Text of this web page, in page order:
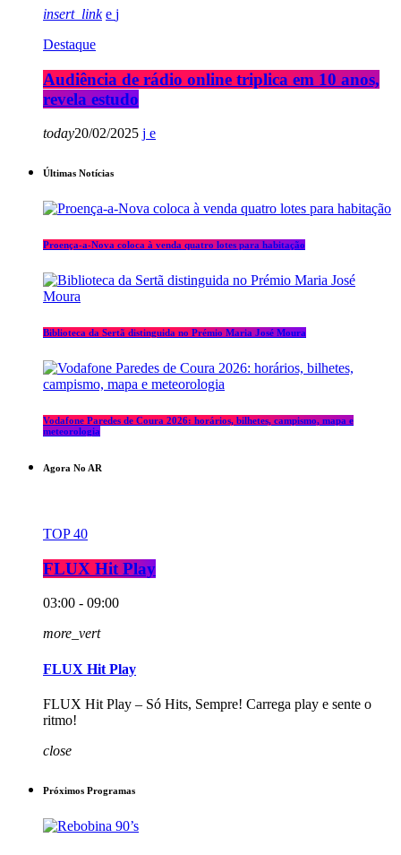
insert_link
Destaque
Audiência de rádio online triplica em 10 anos,
revela estudo
today20/02/2025
Últimas Notícias
Proença-a-Nova coloca à venda quatro lotes para habitação
Biblioteca da Sertã distinguida no Prémio Maria José Moura
Vodafone Paredes de Coura 2026: horários, bilhetes, campismo, mapa e
meteorologia
Agora No AR
TOP 40
FLUX Hit Play
03:00 - 09:00
more_vert
FLUX Hit Play
FLUX Hit Play – Só Hits, Sempre! Carrega play e sente o
ritmo!
close
Próximos Programas